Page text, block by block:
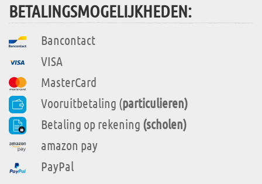
BETALINGSMOGELIJKHEDEN:
Bancontact
VISA
MasterCard
Vooruitbetaling (particulieren)
Betaling op rekening (scholen)
amazon pay
PayPal